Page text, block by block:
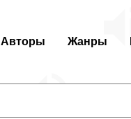
Авторы Жанры